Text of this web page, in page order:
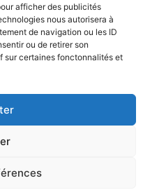
afficher des publicités
nous autorisera à
de navigation ou les ID
ou de retirer son
sur certaines fonctonnalités et
PittScouting
© 2023
by copyright laws. It is
use these materials in any
of their owners.